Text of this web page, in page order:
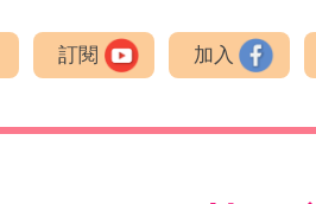
訂閱 加入